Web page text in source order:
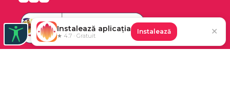
Instalează aplicația
★ 4.7 · Gratuit
Instalează ✕